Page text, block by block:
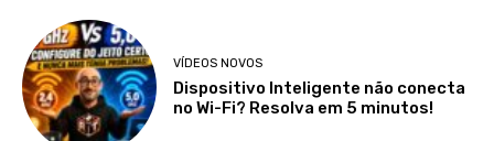
VÍDEOS NOVOS
Dispositivo Inteligente não conecta
no Wi-Fi? Resolva em 5 minutos!